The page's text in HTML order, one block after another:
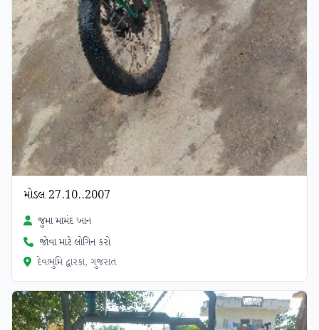
મોડલ 27.10..2007
જુમા મામંદ ખાન
જોવા માટે લોગિન કરો
દેવભુમિ દ્વારકા, ગુજરાત